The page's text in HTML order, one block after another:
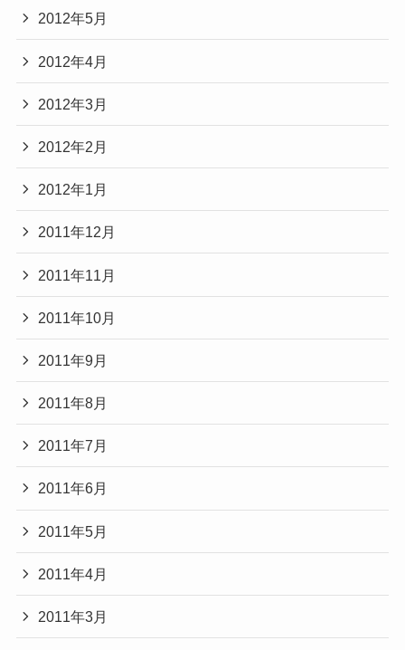
2012年5月
2012年4月
2012年3月
2012年2月
2012年1月
2011年12月
2011年11月
2011年10月
2011年9月
2011年8月
2011年7月
2011年6月
2011年5月
2011年4月
2011年3月